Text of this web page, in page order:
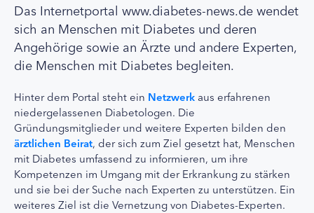
Das Internetportal www.diabetes-news.de wendet
sich an Menschen mit Diabetes und deren
Angehörige sowie an Ärzte und andere Experten,
die Menschen mit Diabetes begleiten.
Hinter dem Portal steht ein Netzwerk aus erfahrenen
niedergelassenen Diabetologen. Die
Gründungsmitglieder und weitere Experten bilden den
ärztlichen Beirat, der sich zum Ziel gesetzt hat, Menschen
mit Diabetes umfassend zu informieren, um ihre
Kompetenzen im Umgang mit der Erkrankung zu stärken
und sie bei der Suche nach Experten zu unterstützen. Ein
weiteres Ziel ist die Vernetzung von Diabetes-Experten.